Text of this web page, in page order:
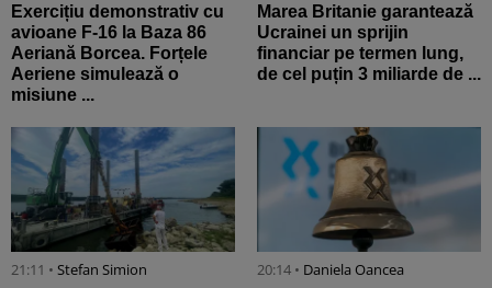
Exercițiu demonstrativ cu
avioane F-16 la Baza 86
Aeriană Borcea. Forțele
Aeriene simulează o
misiune ...
Marea Britanie garantează
Ucrainei un sprijin
financiar pe termen lung,
de cel puțin 3 miliarde de ...
21:11 • Stefan Simion 20:14 • Daniela Oancea